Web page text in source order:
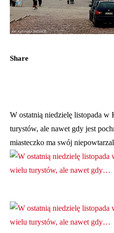
Share
W ostatnią niedzielę listopada w
turystów, ale nawet gdy jest
miasteczko ma swój